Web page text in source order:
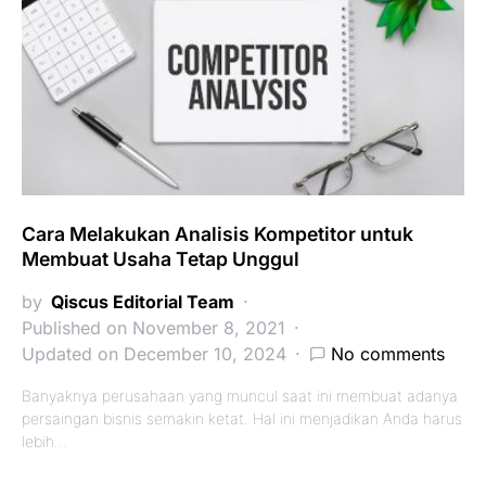
Cara Melakukan Analisis Kompetitor untuk
Membuat Usaha Tetap Unggul
by Qiscus Editorial Team
Published on November 8, 2021
Updated on December 10, 2024
No comments
Banyaknya perusahaan yang muncul saat ini membuat adanya
persaingan bisnis semakin ketat. Hal ini menjadikan Anda harus
lebih…